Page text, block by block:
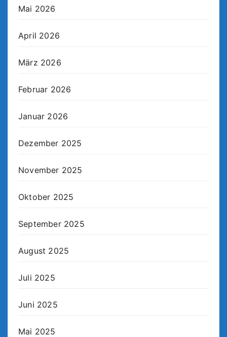
Mai 2026
April 2026
März 2026
Februar 2026
Januar 2026
Dezember 2025
November 2025
Oktober 2025
September 2025
August 2025
Juli 2025
Juni 2025
Mai 2025